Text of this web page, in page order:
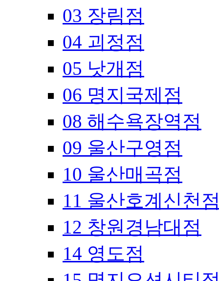
03 장림점
04 괴정점
05 낫개점
06 명지국제점
08 해수욕장역점
09 울산구영점
10 울산매곡점
11 울산호계신천
12 창원경남대점
14 영도점